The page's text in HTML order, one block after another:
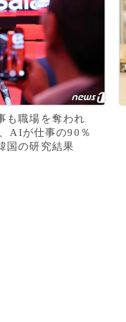
も職場を奪われ
AIが仕事の90％
国の研究結果